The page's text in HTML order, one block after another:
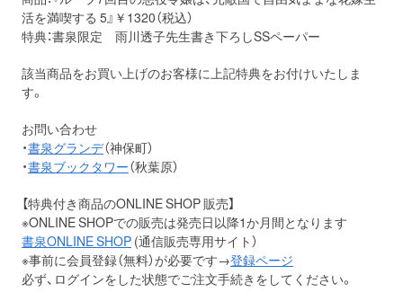
活を満喫する 5』￥1320（税込）
特典：書泉限定 雨川透子先生書き下ろしSSペーパー
該当商品をお買い上げのお客様に上記特典をお付けいたしま
す。
お問い合わせ
・書泉グランデ（神保町）
・書泉ブックタワー（秋葉原）
【特典付き商品のONLINE SHOP 販売】
※ONLINE SHOPでの販売は発売日以降1か月間となります
書泉ONLINE SHOP(通信販売専用サイト）
※事前に会員登録（無料）が必要です→登録ページ
必ず、ログインをした状態でご注文手続きをしてください。